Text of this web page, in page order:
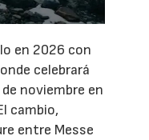
en 2026 con
celebrará
noviembre en
cambio,
entre Messe